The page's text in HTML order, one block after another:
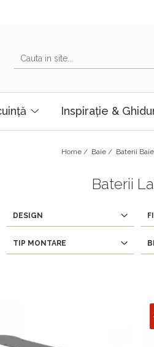
Inspirație &
Home / Baie / Baterii
Baterii
DESIGN
TIP MONTARE